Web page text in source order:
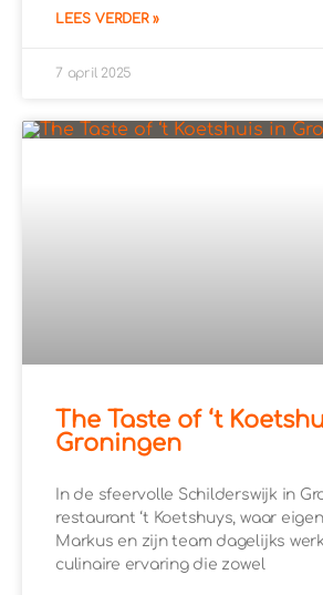
LEES VERDER »
7 april 2025
The Taste of ‘t
Groningen
In de sfeervolle Schilderswijk in
restaurant ‘t Koetshuys, waar
Markus en zijn team dagelijks
culinaire ervaring die zowel